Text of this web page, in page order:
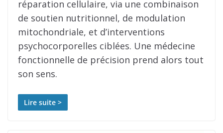
réparation cellulaire, via une combinaison
de soutien nutritionnel, de modulation
mitochondriale, et d’interventions
psychocorporelles ciblées. Une médecine
fonctionnelle de précision prend alors tout
son sens.
Lire suite >